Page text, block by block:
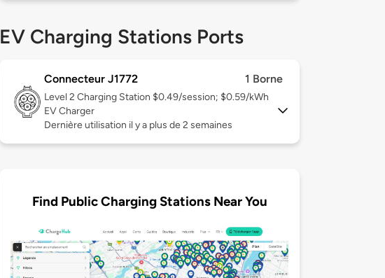
EV Charging Stations Ports
Connecteur J1772 1 Borne
Level 2 Charging Station $0.49/session; $0.59/kWh
EV Charger
Dernière utilisation il y a plus de 2 semaines
Find Public Charging Stations Near You